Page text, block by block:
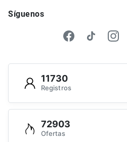
Síguenos
11730
Registros
72903
Ofertas